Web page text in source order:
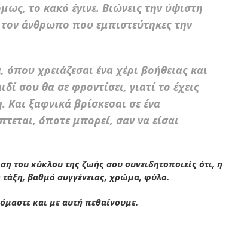
το κακό έγινε. Βιώνεις την ύψιστη
άνθρωπο που εμπιστεύτηκες την
χρειάζεσαι ένα χέρι βοήθειας και
σου θα σε φροντίσει, γιατί το έχεις
ξαφνικά βρίσκεσαι σε ένα
όποτε μπορεί, σαν να είσαι
του κύκλου της ζωής σου συνειδητοποιείς ότι, η
τάξη, βαθμό συγγένειας, χρώμα, φύλο.
και με αυτή πεθαίνουμε.